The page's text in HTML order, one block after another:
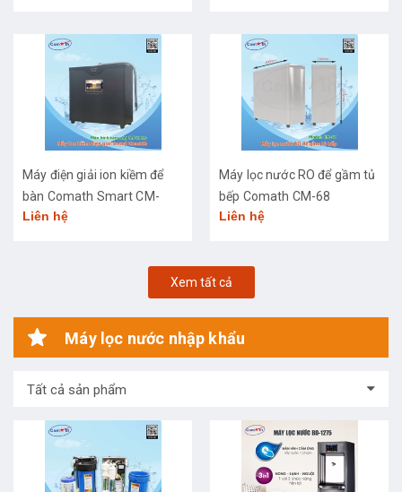
Máy điện giải ion kiềm để
bàn Comath Smart CM-
3668
Liên hệ
Máy lọc nước RO để gầm tủ
bếp Comath CM-68
Liên hệ
Xem tất cả
Máy lọc nước nhập khẩu
Tất cả sản phẩm